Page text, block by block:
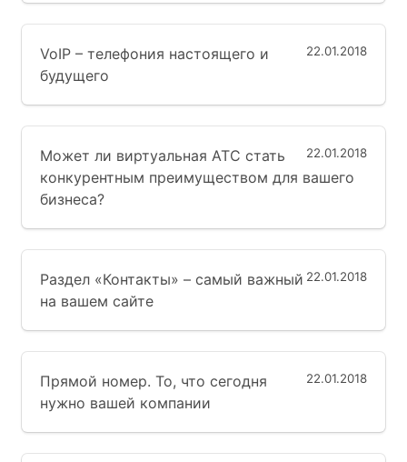
22.01.2018
VoIP – телефония настоящего и
будущего
22.01.2018
Может ли виртуальная АТС стать
конкурентным преимуществом для вашего
бизнеса?
22.01.2018
Раздел «Контакты» – самый важный
на вашем сайте
22.01.2018
Прямой номер. То, что сегодня
нужно вашей компании